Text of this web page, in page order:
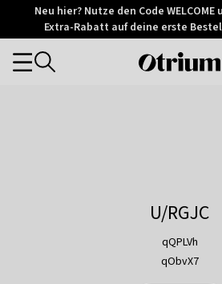
Otrium
Trustpilot
Neu hier? Nutze den Code
Extra-Rabatt auf deine erste
Otrium
Categories
U/RGJC
qQPLVh
qObvX7